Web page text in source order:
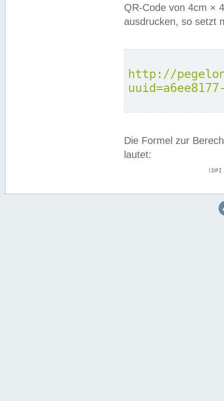
QR-Code von 4cm ×
ausdrucken, so setzt
http://
Die Formel zur
lautet: